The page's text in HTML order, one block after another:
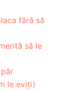
fără să
să le
le eviți)